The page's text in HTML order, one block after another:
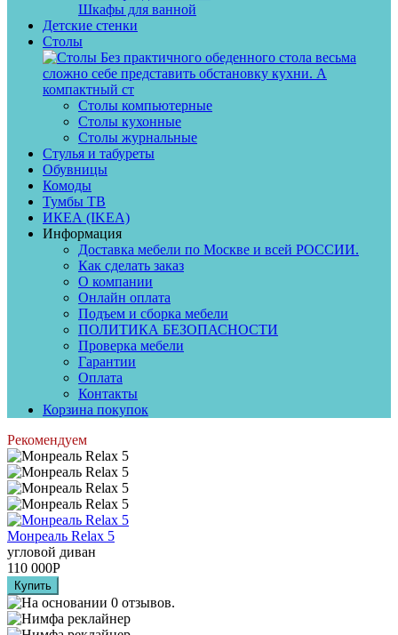
Шкафы для ванной
Детские стенки
Столы
Без практичного обеденного стола весьма
сложно себе представить обстановку кухни. А
компактный ст
Столы компьютерные
Столы кухонные
Столы журнальные
Стулья и табуреты
Обувницы
Комоды
Тумбы ТВ
ИКЕА (IKEA)
Информация
Доставка мебели по Москве и всей РОССИИ.
Как сделать заказ
О компании
Онлайн оплата
Подъем и сборка мебели
ПОЛИТИКА БЕЗОПАСНОСТИ
Проверка мебели
Гарантии
Оплата
Контакты
Корзина покупок
Рекомендуем
Монреаль Relax 5
угловой диван
110 000Р